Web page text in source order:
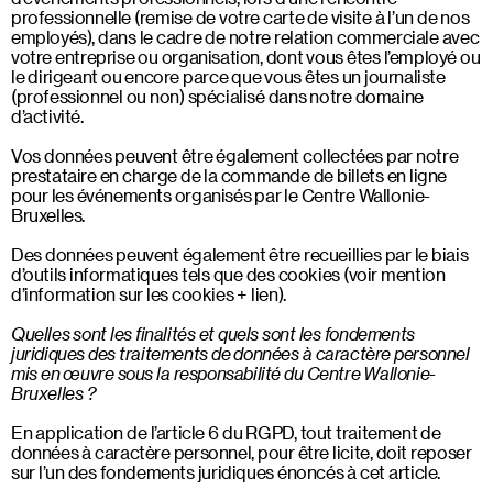
professionnelle (remise de votre carte de visite à l’un de nos
employés), dans le cadre de notre relation commerciale avec
votre entreprise ou organisation, dont vous êtes l’employé ou
le dirigeant ou encore parce que vous êtes un journaliste
(professionnel ou non) spécialisé dans notre domaine
d’activité.
Vos données peuvent être également collectées par notre
prestataire en charge de la commande de billets en ligne
pour les événements organisés par le Centre Wallonie-
Bruxelles.
Des données peuvent également être recueillies par le biais
d’outils informatiques tels que des cookies (voir mention
d’information sur les cookies + lien).
Quelles sont les finalités et quels sont les fondements
juridiques des traitements de données à caractère personnel
mis en œuvre sous la responsabilité du Centre Wallonie-
Bruxelles ?
En application de l’article 6 du RGPD, tout traitement de
données à caractère personnel, pour être licite, doit reposer
sur l’un des fondements juridiques énoncés à cet article.